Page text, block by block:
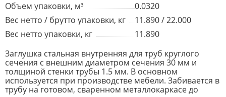
Объем упаковки, м³
0.0320
Вес нетто / брутто упаковки, кг
11.890 / 22.000
Вес нетто упаковки, кг
11.890
Заглушка стальная внутренняя для труб круглого
сечения с внешним диаметром сечения 30 мм и
толщиной стенки трубы 1.5 мм. В основном
используется при производстве мебели. Забивается в
трубу на готовом, сваренном металлокаркасе до